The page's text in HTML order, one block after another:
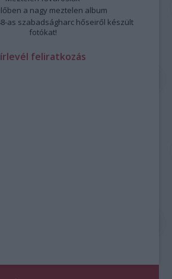
a nagy meztelen album
as szabadságharc hőseiről készült
fotókat!
feliratkozás